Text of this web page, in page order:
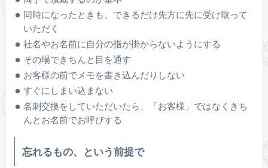
同時になったときも、できるだけ先方に先に受け取って
いただく
社名やお名前に自分の指が掛からないようにする
その場できちんと目を通す
お客様の前でメモを書き込んだりしない
すぐにしまい込まない
名刺交換をしていただいたら、「お客様」ではなくきち
んとお名前でお呼びする
忘れるもの、という前提で